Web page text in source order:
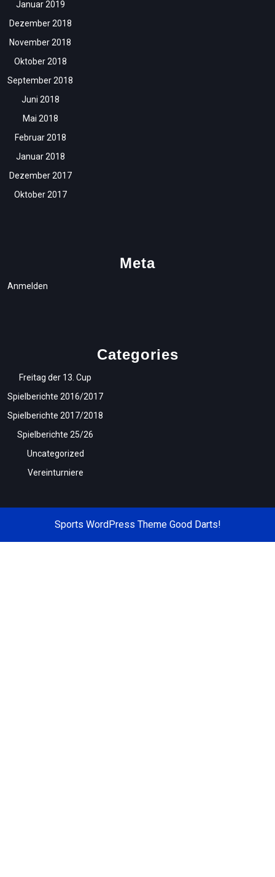
Januar 2019
Dezember 2018
November 2018
Oktober 2018
September 2018
Juni 2018
Mai 2018
Februar 2018
Januar 2018
Dezember 2017
Oktober 2017
Meta
Anmelden
Categories
Freitag der 13. Cup
Spielberichte 2016/2017
Spielberichte 2017/2018
Spielberichte 25/26
Uncategorized
Vereinturniere
Sports WordPress ThemeGood Darts!